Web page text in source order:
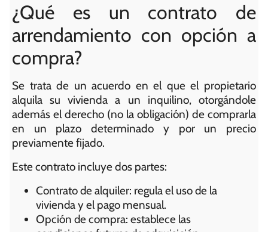
¿Qué es un contrato de
arrendamiento con opción a
compra?
Se trata de un acuerdo en el que el propietario
alquila su vivienda a un inquilino, otorgándole
además el derecho (no la obligación) de comprarla
en un plazo determinado y por un precio
previamente fijado.
Este contrato incluye dos partes:
Contrato de alquiler: regula el uso de la
vivienda y el pago mensual.
Opción de compra: establece las